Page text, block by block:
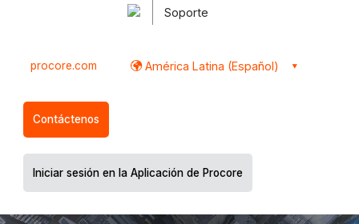
Soporte
procore.com América Latina (Español)
Contáctenos
Iniciar sesión en la Aplicación de Procore